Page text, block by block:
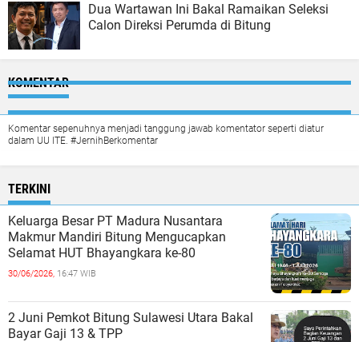
Dua Wartawan Ini Bakal Ramaikan Seleksi
Calon Direksi Perumda di Bitung
KOMENTAR
Komentar sepenuhnya menjadi tanggung jawab komentator seperti diatur
dalam UU ITE. #JernihBerkomentar
TERKINI
Keluarga Besar PT Madura Nusantara
Makmur Mandiri Bitung Mengucapkan
Selamat HUT Bhayangkara ke-80
30/06/2026, 16:47 WIB
2 Juni Pemkot Bitung Sulawesi Utara Bakal
Bayar Gaji 13 & TPP